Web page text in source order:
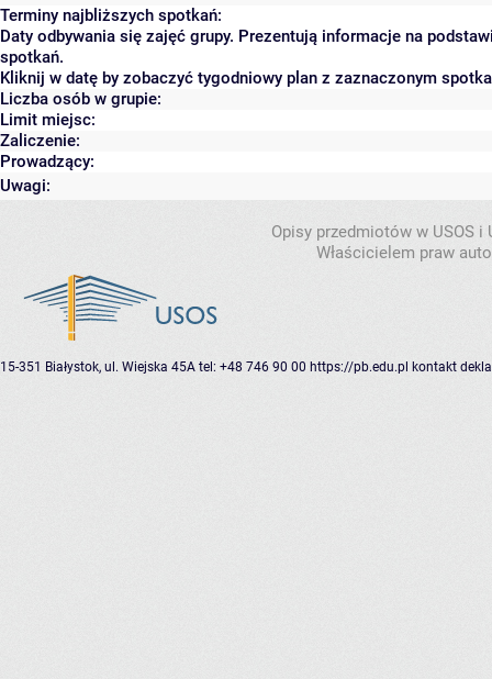
Terminy najbliższych spotkań:
Daty odbywania się zajęć grupy. Prezentują informacje na
spotkań.
Kliknij w datę by zobaczyć tygodniowy plan z zaznaczonym
Liczba osób w grupie:
Limit miejsc:
Zaliczenie:
Prowadzący:
Uwagi:
Opisy przedmiotów w USOS
Właścicielem praw
15-351 Białystok, ul. Wiejska 45A tel: +48 746 90 00 https://pb.edu.pl kontakt